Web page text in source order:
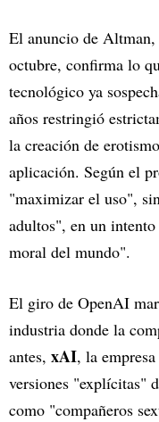
El anuncio de Altman,
octubre, confirma lo
tecnológico ya
años restringió
la creación de
aplicación. Según el
"maximizar el uso",
adultos", en un
moral del mundo".
El giro de OpenAI
industria donde la
antes, xAI, la
versiones "explícitas"
como "compañeros